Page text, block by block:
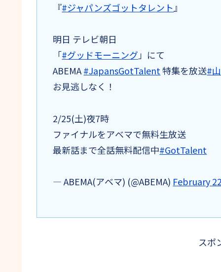
『#ジャパンズゴットタレント 』
明日 テレビ朝日
「#グッドモーニング 」にて
ABEMA#JapansGotTalent特集を放送#
お見逃しなく！
2/25(土)夜7時
ファイナルをアベマで無料生放送
最新話まで全話無料配信中#GotTalent
— ABEMA(アベマ) (@ABEMA) February
スポ